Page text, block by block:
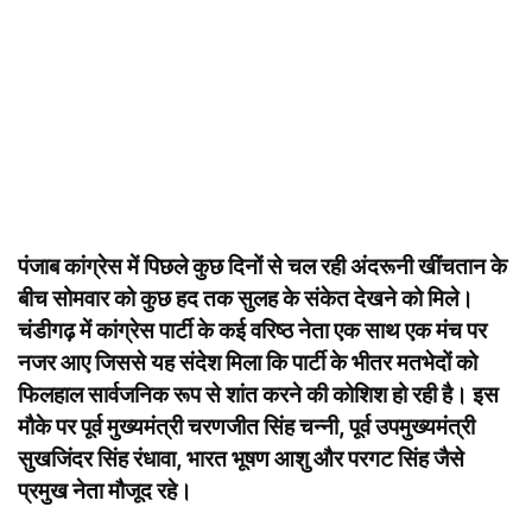
पंजाब कांग्रेस में पिछले कुछ दिनों से चल रही अंदरूनी खींचतान के
बीच सोमवार को कुछ हद तक सुलह के संकेत देखने को मिले।
चंडीगढ़ में कांग्रेस पार्टी के कई वरिष्ठ नेता एक साथ एक मंच पर
नजर आए जिससे यह संदेश मिला कि पार्टी के भीतर मतभेदों को
फिलहाल सार्वजनिक रूप से शांत करने की कोशिश हो रही है। इस
मौके पर पूर्व मुख्यमंत्री चरणजीत सिंह चन्नी, पूर्व उपमुख्यमंत्री
सुखजिंदर सिंह रंधावा, भारत भूषण आशु और परगट सिंह जैसे
प्रमुख नेता मौजूद रहे।